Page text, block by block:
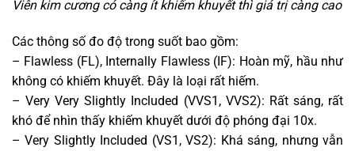
Viên kim cương có càng ít khiếm khuyết thì giá trị càng cao
Các thông số đo độ trong suốt bao gồm:
– Flawless (FL), Internally Flawless (IF): Hoàn mỹ, hầu như
không có khiếm khuyết. Đây là loại rất hiếm.
– Very Very Slightly Included (VVS1, VVS2): Rất sáng, rất
khó để nhìn thấy khiếm khuyết dưới độ phóng đại 10x.
– Very Slightly Included (VS1, VS2): Khá sáng, nhưng vẫn